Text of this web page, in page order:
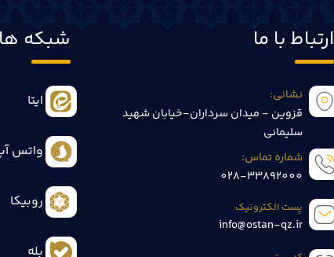
ارتباط با ما
نشانی:
قزوین - میدان سرداران-خیابان شهید
سلیمانی
شماره تماس:
028-33892000
پست الکترونیک:
info@ostan-qz.ir
شبکه
ایتا
واتس
روبیکا
بله